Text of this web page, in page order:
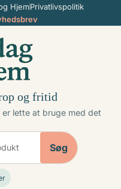
HjemPrivatlivspolitik
og fritid
lette at bruge med det
Søg